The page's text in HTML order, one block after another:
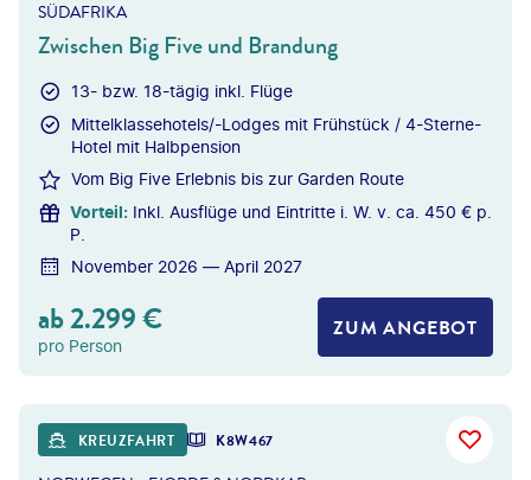
SÜDAFRIKA
Zwischen Big Five und Brandung
13- bzw. 18-tägig inkl. Flüge
Mittelklassehotels/-Lodges mit Frühstück / 4-Sterne-
Hotel mit Halbpension
Vom Big Five Erlebnis bis zur Garden Route
Vorteil: Inkl. Ausflüge und Eintritte i. W. v. ca. 450 € p.
P.
November 2026 — April 2027
ab2.299€
pro Person
ZUM ANGEBOT
KREUZFAHRT K8W467